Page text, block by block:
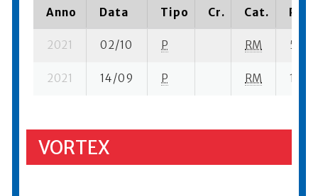
Anno Data Tipo Cr. Cat.
2021 02/10 P RM 5 se-
2021 14/09 P RM 16
VORTEX